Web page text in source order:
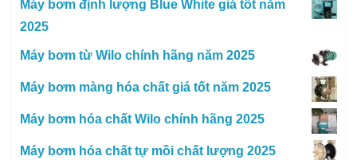
Máy bơm định lượng Blue White giá tốt năm
2025
Máy bơm từ Wilo chính hãng năm 2025
Máy bơm màng hóa chất giá tốt năm 2025
Máy bơm hóa chất Wilo chính hãng 2025
Máy bơm hóa chất tự mồi chất lượng 2025